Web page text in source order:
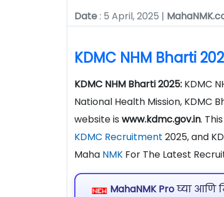
Date: 5 April, 2025 |
KDMC NHM Bharti
KDMC NHM Bharti 2025: KDMC
National Health Mission, KDMC
website is www.kdmc.gov.in.
KDMC Recruitment 2025, and
Maha NMK For The Latest
MahaNMK Proघ्या आणि